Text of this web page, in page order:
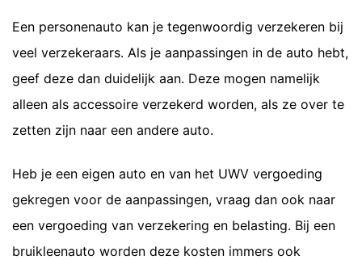
Een personenauto kan je tegenwoordig verzekeren bij
veel verzekeraars. Als je aanpassingen in de auto hebt,
geef deze dan duidelijk aan. Deze mogen namelijk
alleen als accessoire verzekerd worden, als ze over te
zetten zijn naar een andere auto.
Heb je een eigen auto en van het UWV vergoeding
gekregen voor de aanpassingen, vraag dan ook naar
een vergoeding van verzekering en belasting. Bij een
bruikleenauto worden deze kosten immers ook